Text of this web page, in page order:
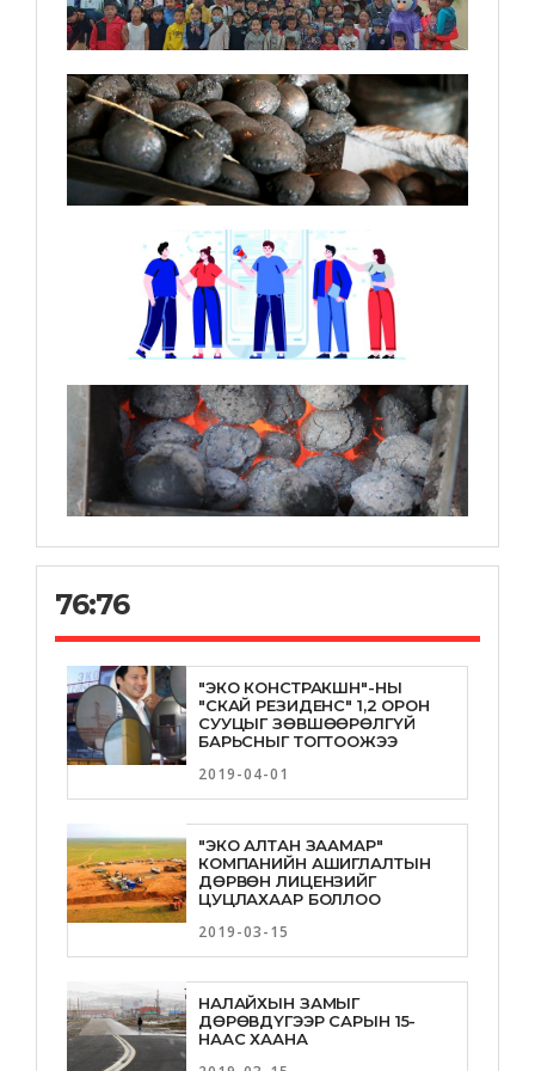
2026-06-16
Б.Пүрэвдагва: Хотын төсвийн
зарцуулалт, хөрөнгө оруулалтыг
нээлттэй мэдээлэх вэб сайттай
болно
2026-06-16
“Хүүхдийн спорт цогцолбор”-ын
бүтээн байгуулалт эхэллээ
2026-06-16
УИХ-ын дарга С.Бямбацогт ДЭМБ-ын
Номхон далайн баруун бүсийн
захирал Сайа Ма'у Пиукалаг хүлээн
авч уулзлаа
2026-06-16
Эрчим хүчний салбарын тогтвортой
Монгол Улсын Хөгжлийн банк
“Эрдэнэс Монгол” ХХК-тай
стратегийн түншлэл эхлүүллээ
2026-06-11
Монгол Улсын Хөгжлийн банкны ТУЗ-
ийн гишүүнийг үүрэгт ажлаас нь
чөлөөллөө
2026-06-09
Оюу толгойн гэрээ, охидын эрх,
сонгуулийн нууц-Эпштейний файл
2026-06-05
76:76
"ЭКО КОНСТРАКШН"-НЫ
"СКАЙ РЕЗИДЕНС" 1,2 ОРОН
СУУЦЫГ ЗӨВШӨӨРӨЛГҮЙ
БАРЬСНЫГ ТОГТООЖЭЭ
2019-04-01
"ЭКО АЛТАН ЗААМАР"
КОМПАНИЙН АШИГЛАЛТЫН
ДӨРВӨН ЛИЦЕНЗИЙГ
ЦУЦЛАХААР БОЛЛОО
2019-03-15
НАЛАЙХЫН ЗАМЫГ
ДӨРӨВДҮГЭЭР САРЫН 15-
НААС ХААНА